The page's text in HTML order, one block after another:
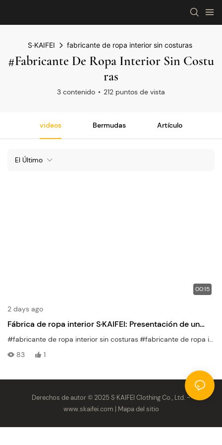
S·KAIFEI fabricante de ropa interior sin costuras
#fabricante De Ropa Interior Sin Costu
Ras
3 contenido 212 puntos de vista
videos Bermudas Artículo
El Último
00:15
2 days ago
Fábrica de ropa interior S·KAIFEI: Presentación de un
inventario de 5.000.000 de piezas | Amplia gama de
#fabricante de ropa interior sin costuras#fabricante de ropa interior
83
1
Derechos de autor © 2025 S·KAIFEI Clothing Co., Ltd. -
www.skaifei.com | Mapa del sitio